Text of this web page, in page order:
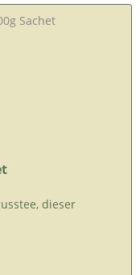
dieser